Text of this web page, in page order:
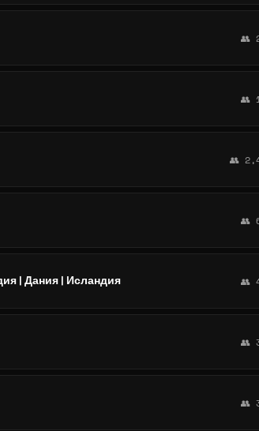
👥
👥
👥
👥
| Дания | Исландия 👥
👥
👥